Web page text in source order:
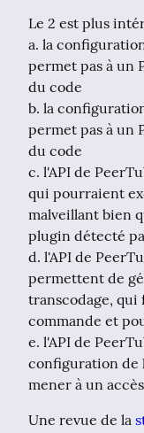
Le 2 est plus
a. la
permet pas à un
du code
b. la
permet pas à un
du code
c. l'API de
qui pourraient
malveillant bien
plugin détecté
d. l'API de
permettent de
transcodage, qui
commande et
e. l'API de
configuration de
mener à un
Une revue de la